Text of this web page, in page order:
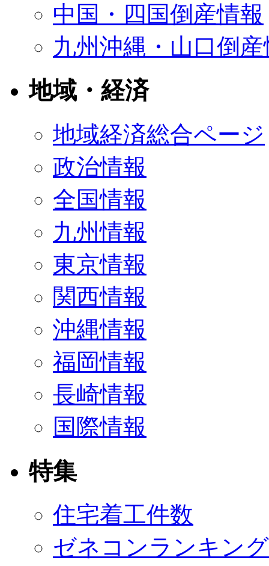
中国・四国倒産情報
九州沖縄・山口倒
地域・経済
地域経済総合ページ
政治情報
全国情報
九州情報
東京情報
関西情報
沖縄情報
福岡情報
長崎情報
国際情報
特集
住宅着工件数
ゼネコンランキング